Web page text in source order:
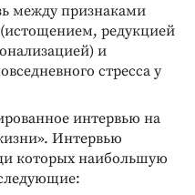
между признаками
редукцией
и
стресса у
интервью на
Интервью
которых наибольшую